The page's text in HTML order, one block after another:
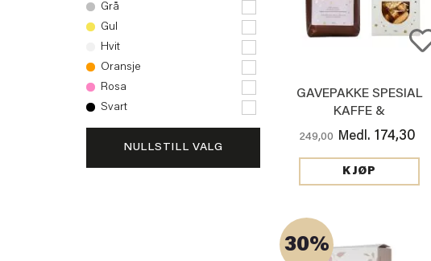
Grå
Gul
Hvit
Oransje
Rosa
Svart
NULLSTILL VALG
GAVEPAKKE SPESIAL
KAFFE &
HJERTESJOKOLADE GULL
249,00 Medl. 174,30
KJØP
30%